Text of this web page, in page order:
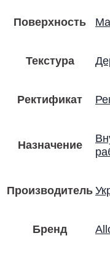
Поверхность
Текстура
Ректификат
Назначение
Производитель
Бренд